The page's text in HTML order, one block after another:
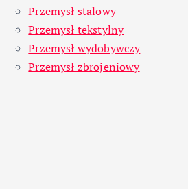
Przemysł stalowy
Przemysł tekstylny
Przemysł wydobywczy
Przemysł zbrojeniowy